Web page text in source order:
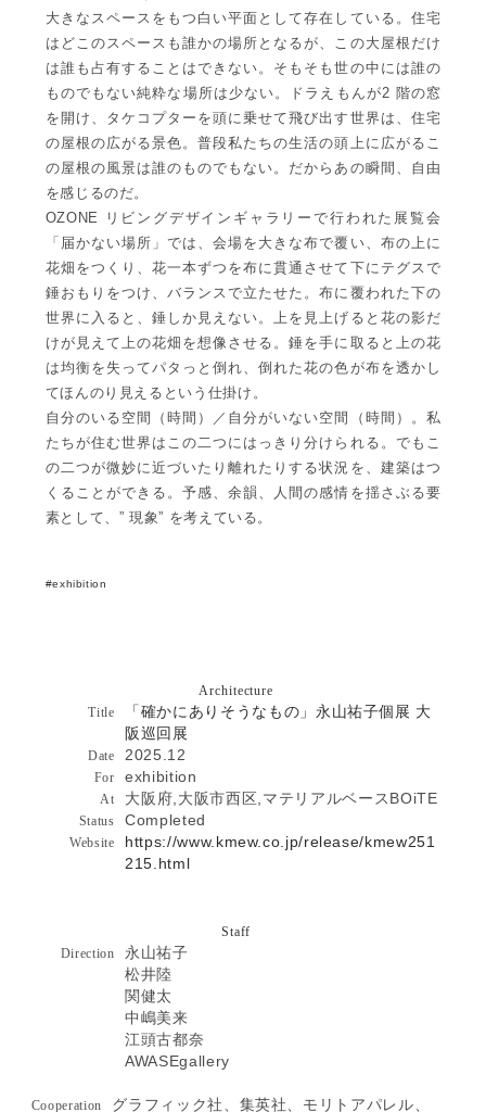
大きなスペースをもつ白い平面として存在している。住宅
はどこのスペースも誰かの場所となるが、この大屋根だけ
は誰も占有することはできない。そもそも世の中には誰の
ものでもない純粋な場所は少ない。ドラえもんが2 階の窓
を開け、タケコプターを頭に乗せて飛び出す世界は、住宅
の屋根の広がる景色。普段私たちの生活の頭上に広がるこ
の屋根の風景は誰のものでもない。だからあの瞬間、自由
を感じるのだ。
OZONE リビングデザインギャラリーで行われた展覧会
「届かない場所」では、会場を大きな布で覆い、布の上に
花畑をつくり、花一本ずつを布に貫通させて下にテグスで
錘おもりをつけ、バランスで立たせた。布に覆われた下の
世界に入ると、錘しか見えない。上を見上げると花の影だ
けが見えて上の花畑を想像させる。錘を手に取ると上の花
は均衡を失ってパタっと倒れ、倒れた花の色が布を透かし
てほんのり見えるという仕掛け。
自分のいる空間（時間）／自分がいない空間（時間）。私
たちが住む世界はこの二つにはっきり分けられる。でもこ
の二つが微妙に近づいたり離れたりする状況を、建築はつ
くることができる。予感、余韻、人間の感情を揺さぶる要
素として、” 現象” を考えている。
exhibition
Architecture
Title
「確かにありそうなもの」永山祐子個展 大
阪巡回展
Date 2025.12
For exhibition
At 大阪府,大阪市西区,マテリアルベースBOiTE
Status Completed
Website
https://www.kmew.co.jp/release/kmew251
215.html
Staff
Direction
永山祐子
松井陸
関健太
中嶋美来
江頭古都奈
AWASEgallery
Cooperation
グラフィック社、集英社、モリトアパレル、